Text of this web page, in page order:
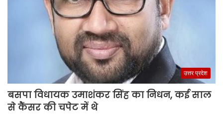
उत्तर प्रदेश
बसपा विधायक उमाशंकर सिंह का निधन, कई साल
से कैंसर की चपेट में थे